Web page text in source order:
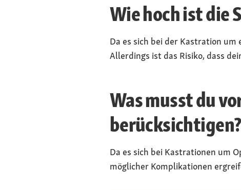
Wie hoch ist die
Da es sich bei der Kastration
Allerdings ist das Risiko, dass
Was musst du
berücksichtigen?
Da es sich bei Kastrationen um
möglicher Komplikationen